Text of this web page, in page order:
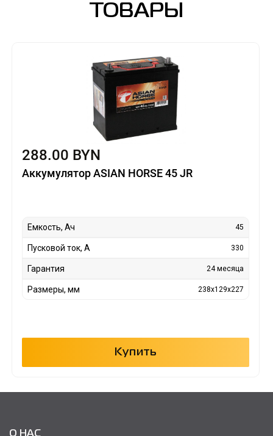
ТОВАРЫ
288.00 BYN
Аккумулятор ASIAN HORSE 45 JR
Емкость, Ач 45
Пусковой ток, А 330
Гарантия 24 месяца
Размеры, мм 238x129x227
Купить
О НАС